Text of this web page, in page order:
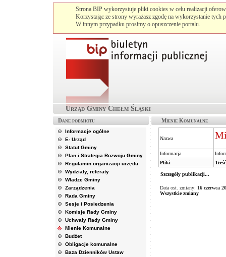
Strona BIP wykorzystuje pliki cookies w celu realizacji
Korzystając ze strony wyrażasz zgodę na wykorzystanie tych
W innym przypadku prosimy o opuszczenie portalu.
Urząd Gminy Chełm Śląski
Dane podmiotu
Informacje ogólne
E- Urząd
Statut Gminy
Plan i Strategia Rozwoju Gminy
Regulamin organizacji urzędu
Wydziały, referaty
Władze Gminy
Zarządzenia
Rada Gminy
Sesje i Posiedzenia
Komisje Rady Gminy
Uchwały Rady Gminy
Mienie Komunalne
Budżet
Obligacje komunalne
Baza Dzienników Ustaw
Mienie Komunalne
Nazwa
Informacja
Pliki
Szczegóły publikacji...
Data ost. zmiany: 16 czerwca
Wszystkie zmiany